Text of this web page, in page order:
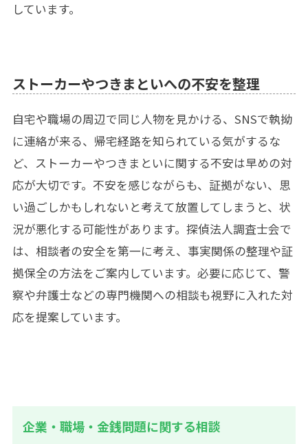
しています。
ストーカーやつきまといへの不安を整理
自宅や職場の周辺で同じ人物を見かける、SNSで執拗
に連絡が来る、帰宅経路を知られている気がするな
ど、ストーカーやつきまといに関する不安は早めの対
応が大切です。不安を感じながらも、証拠がない、思
い過ごしかもしれないと考えて放置してしまうと、状
況が悪化する可能性があります。探偵法人調査士会で
は、相談者の安全を第一に考え、事実関係の整理や証
拠保全の方法をご案内しています。必要に応じて、警
察や弁護士などの専門機関への相談も視野に入れた対
応を提案しています。
企業・職場・金銭問題に関する相談